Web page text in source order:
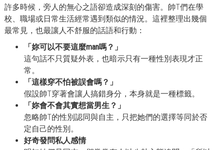
許多時候，旁人的無心之語卻造成深刻的傷害。帥T們在學
校、職場或日常生活經常遇到類似的情況。這裡整理出幾個
最常見，也最讓人不舒服的話語和行動：
「妳可以不要這麼man嗎？」
這句話不只質疑外表，也暗示只有一種性別表現才正
常。
「這樣穿不怕被誤會嗎？」
假設帥T穿著會讓人搞錯身分，本身就是一種標籤。
「妳會不會其實想當男生？」
忽略帥T的性別認同與自主，只把她們的選擇等同於否
定自己的性別。
好奇發問私人感情